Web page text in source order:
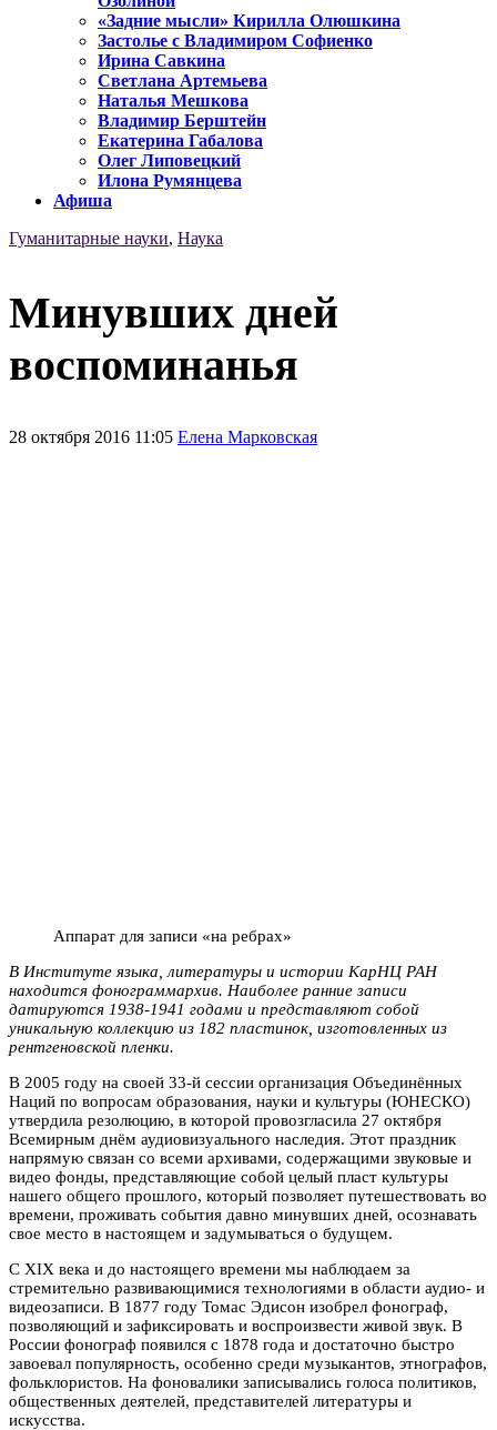
«Задние мысли» Кирилла Олюшкина
Застолье с Владимиром Софиенко
Ирина Савкина
Светлана Артемьева
Наталья Мешкова
Владимир Берштейн
Екатерина Габалова
Олег Липовецкий
Илона Румянцева
Афиша
Гуманитарные науки, Наука
Минувших дней
воспоминанья
28 октября 2016 11:05 Елена Марковская
Аппарат для записи «на ребрах»
В Институте языка, литературы и истории КарНЦ РАН
находится фонограммархив. Наиболее ранние записи
датируются 1938-1941 годами и представляют собой
уникальную коллекцию из 182 пластинок, изготовленных из
рентгеновской пленки.
В 2005 году на своей 33-й сессии организация Объединённых
Наций по вопросам образования, науки и культуры (ЮНЕСКО)
утвердила резолюцию, в которой провозгласила 27 октября
Всемирным днём аудиовизуального наследия. Этот праздник
напрямую связан со всеми архивами, содержащими звуковые и
видео фонды, представляющие собой целый пласт культуры
нашего общего прошлого, который позволяет путешествовать во
времени, проживать события давно минувших дней, осознавать
свое место в настоящем и задумываться о будущем.
С XIX века и до настоящего времени мы наблюдаем за
стремительно развивающимися технологиями в области аудио- и
видеозаписи. В 1877 году Томас Эдисон изобрел фонограф,
позволяющий и зафиксировать и воспроизвести живой звук. В
России фонограф появился с 1878 года и достаточно быстро
завоевал популярность, особенно среди музыкантов, этнографов,
фольклористов. На фоновалики записывались голоса политиков,
общественных деятелей, представителей литературы и
искусства.